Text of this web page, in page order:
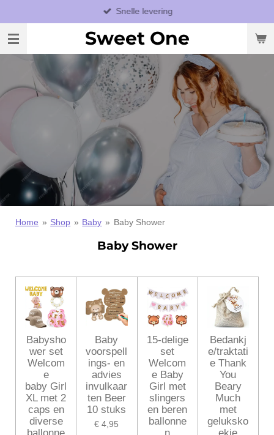
direct
naar
de
hoofdinhoud
Sweet One
Snelle levering
Home » Shop » Baby » Baby Shower
Baby Shower
Babysho
wer set
Welcom
e
baby Girl
XL met 2
caps en
diverse
Baby
voorspell
ings- en
advies
invulkaar
ten Beer
10 stuks
€ 4,95
15-delige
set
Welcom
e Baby
Girl met
slingers
en beren
ballonne
Bedankj
e/traktati
e Thank
You
Beary
Much
met
geluksko